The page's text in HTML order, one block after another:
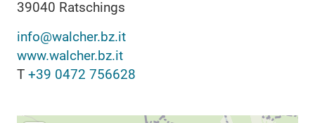
39040 Ratschings
info@walcher.bz.it
www.walcher.bz.it
T +39 0472 756628